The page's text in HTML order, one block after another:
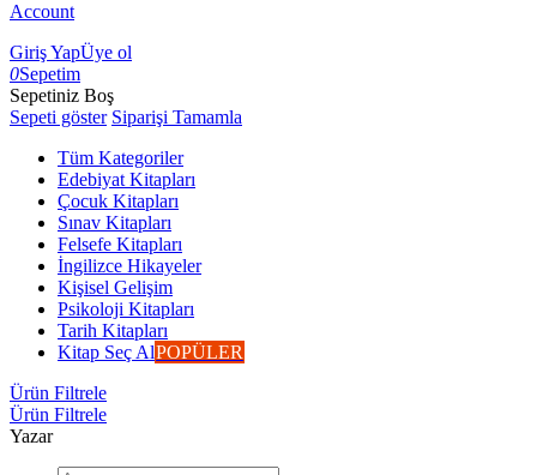
Account
Giriş YapÜye ol
0Sepetim
Sepetiniz Boş
Sepeti göster Siparişi Tamamla
Tüm Kategoriler
Edebiyat Kitapları
Çocuk Kitapları
Sınav Kitapları
Felsefe Kitapları
İngilizce Hikayeler
Kişisel Gelişim
Psikoloji Kitapları
Tarih Kitapları
Kitap Seç AlPOPÜLER
Ürün Filtrele
Ürün Filtrele
Yazar